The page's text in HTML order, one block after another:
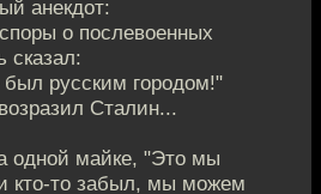
анекдот:
о послевоенных
сказал:
русским городом!"
Сталин...
одной майке, "Это мы
кто-то забыл, мы можем